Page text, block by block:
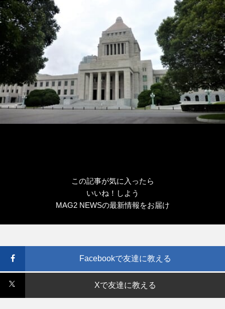
リ
ー
この記事が気に入ったら
いいね！しよう
MAG2 NEWSの最新情報をお届け
Facebookで友達に教える
Xで友達に教える